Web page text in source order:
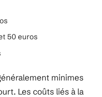
50 euros
minimes
Les coûts liés à la